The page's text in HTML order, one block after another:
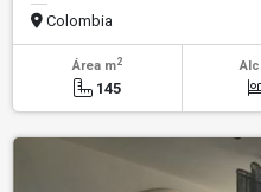
Colombia
Área m2
145